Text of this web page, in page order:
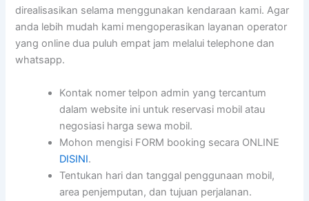
direalisasikan selama menggunakan kendaraan kami. Agar
anda lebih mudah kami mengoperasikan layanan operator
yang online dua puluh empat jam melalui telephone dan
whatsapp.
Kontak nomer telpon admin yang tercantum
dalam website ini untuk reservasi mobil atau
negosiasi harga sewa mobil.
Mohon mengisi FORM booking secara ONLINE
DISINI.
Tentukan hari dan tanggal penggunaan mobil,
area penjemputan, dan tujuan perjalanan.